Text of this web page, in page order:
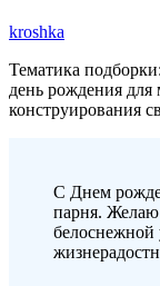
kroshka
Тематика
день рождения
конструирования
С Днем
парня. Желаю
белоснежной